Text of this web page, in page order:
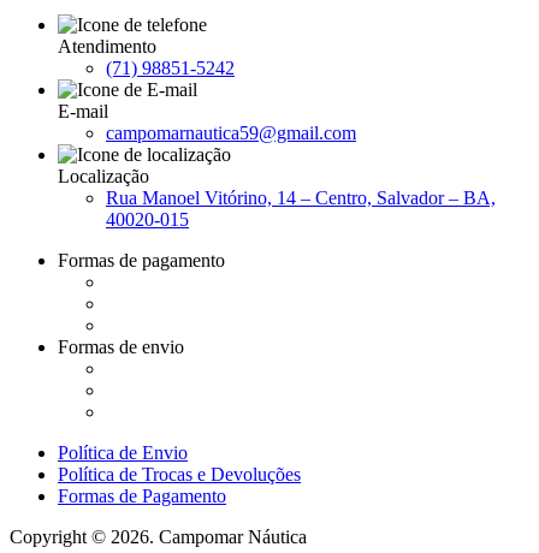
Atendimento
(71) 98851-5242
E-mail
campomarnautica59@gmail.com
Localização
Rua Manoel Vitórino, 14 – Centro, Salvador – BA,
40020-015
Formas de pagamento
Formas de envio
Política de Envio
Política de Trocas e Devoluções
Formas de Pagamento
Copyright © 2026. Campomar Náutica